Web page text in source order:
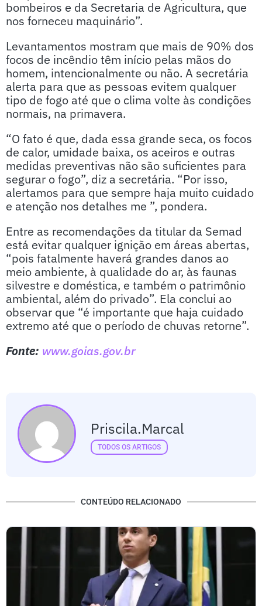
bombeiros e da Secretaria de Agricultura, que
nos forneceu maquinário”.
Levantamentos mostram que mais de 90% dos
focos de incêndio têm início pelas mãos do
homem, intencionalmente ou não. A secretária
alerta para que as pessoas evitem qualquer
tipo de fogo até que o clima volte às condições
normais, na primavera.
“O fato é que, dada essa grande seca, os focos
de calor, umidade baixa, os aceiros e outras
medidas preventivas não são suficientes para
segurar o fogo”, diz a secretária. “Por isso,
alertamos para que sempre haja muito cuidado
e atenção nos detalhes me ”, pondera.
Entre as recomendações da titular da Semad
está evitar qualquer ignição em áreas abertas,
“pois fatalmente haverá grandes danos ao
meio ambiente, à qualidade do ar, às faunas
silvestre e doméstica, e também o patrimônio
ambiental, além do privado”. Ela conclui ao
observar que “é importante que haja cuidado
extremo até que o período de chuvas retorne”.
Fonte: www.goias.gov.br
Priscila.marcal
TODOS OS ARTIGOS
CONTEÚDO RELACIONADO